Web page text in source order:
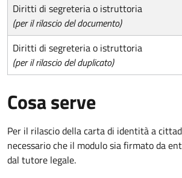
Diritti di segreteria o istruttoria
(per il rilascio del documento)
Diritti di segreteria o istruttoria
(per il rilascio del duplicato)
Cosa serve
Per il rilascio della carta di identità a
necessario che il modulo sia firmato da
dal tutore legale.